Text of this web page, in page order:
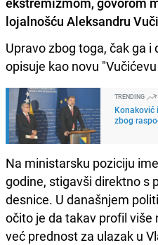
lojalnošću Aleksandru
Upravo zbog toga, čak ga i
opisuje kao novu
TRENDING
Konaković
zbog
Na ministarsku poziciju
godine, stigavši direktno s
desnice. U današnjem
očito je da takav profil više
već prednost za ulazak u